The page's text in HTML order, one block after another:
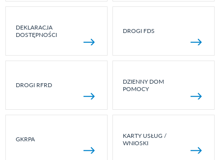
DEKLARACJA
DOSTĘPNOŚCI
DROGI FDS
DROGI RFRD
DZIENNY DOM
POMOCY
GKRPA
KARTY USŁUG /
WNIOSKI